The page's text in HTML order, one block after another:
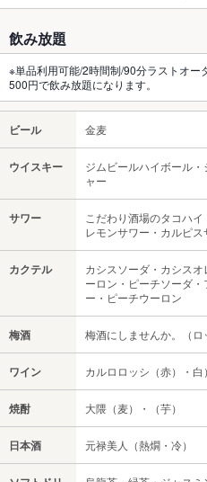
飲み放題
※単品利用可能/2時間制/90分ラストオ
500円で飲み放題になります。
ビール 金麦
ウイスキー
ジムビールハイボール
ャー
サワー
こだわり酒場のタコハ
レモンサワー・カルピ
カクテル
カシスソーダ・カシス
ーロン・ピーチソーダ
ー・ピーチウーロン
梅酒 梅酒にしませんか。（ロ
ワイン カルロロッシ（赤）・白）
焼酎 大隈（麦）・（芋）
日本酒 元禄美人（熱燗・冷）